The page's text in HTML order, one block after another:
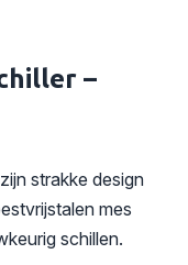
–
strakke design
mes
schillen.